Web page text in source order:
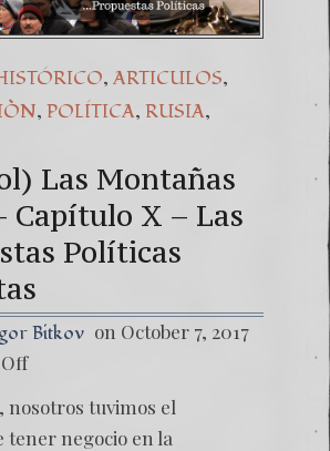
, ARTICULOS,
, POLÍTICA, RUSIA,
Las Montañas
Capítulo X – Las
Políticas
Bitkov on October 7, 2017
nosotros tuvimos el
tener negocio en la